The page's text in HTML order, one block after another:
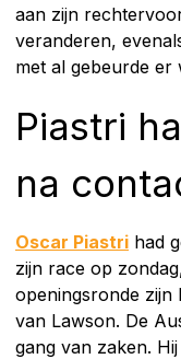
aan zijn
veranderen,
met al gebeurde er
Piastri
na
Oscar Piastri had
zijn race op
openingsronde zijn
van Lawson. De
gang van zaken.